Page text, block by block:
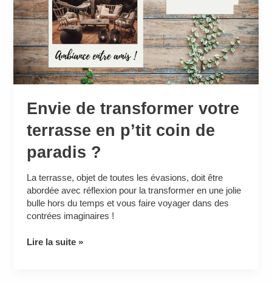
Envie de transformer votre
terrasse en p’tit coin de
paradis ?
La terrasse, objet de toutes les évasions, doit être
abordée avec réflexion pour la transformer en une jolie
bulle hors du temps et vous faire voyager dans des
contrées imaginaires !
coin
de
paradis
?
Lire la suite »